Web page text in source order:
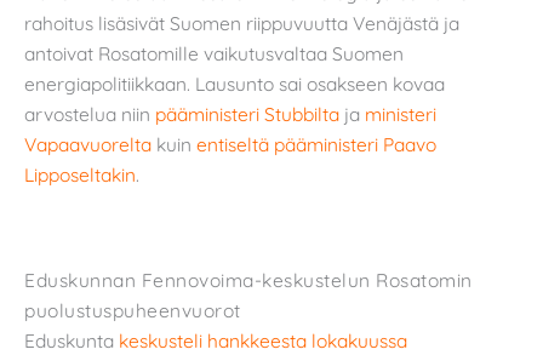
rahoitus lisäsivät Suomen riippuvuutta Venäjästä ja
antoivat Rosatomille vaikutusvaltaa Suomen
energiapolitiikkaan. Lausunto sai osakseen kovaa
arvostelua niin pääministeri Stubbilta ja ministeri
Vapaavuorelta kuin entiseltä pääministeri Paavo
Lipposeltakin.
Eduskunnan Fennovoima-keskustelun Rosatomin
puolustuspuheenvuorot
Eduskunta keskusteli hankkeesta lokakuussa